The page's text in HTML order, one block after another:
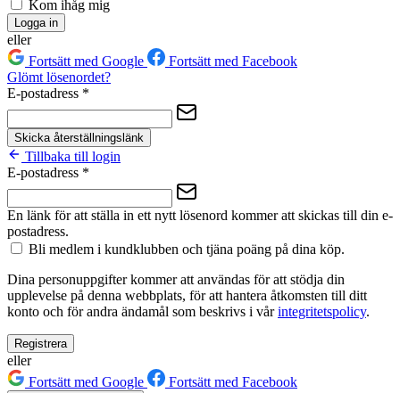
Kom ihåg mig
Logga in
eller
Fortsätt med Google
Fortsätt med Facebook
Glömt lösenordet?
E-postadress *
Skicka återställningslänk
Tillbaka till login
E-postadress *
En länk för att ställa in ett nytt lösenord kommer att skickas till din e-
postadress.
Bli medlem i kundklubben och tjäna poäng på dina köp.
Dina personuppgifter kommer att användas för att stödja din
upplevelse på denna webbplats, för att hantera åtkomsten till ditt
konto och för andra ändamål som beskrivs i vårintegritetspolicy.
Registrera
eller
Fortsätt med Google
Fortsätt med Facebook